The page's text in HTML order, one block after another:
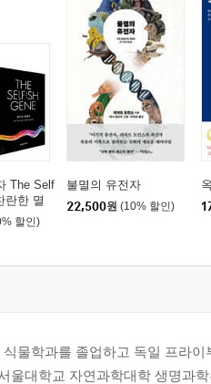
The Self
란한 멸
할인)
불멸의 유전자
22,500원 (10% 할인)
식물학과를 졸업하고 독일 프라
울대학교 자연과학대학 생명과